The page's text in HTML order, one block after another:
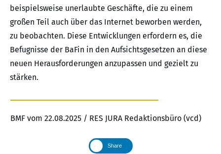
beispielsweise unerlaubte Geschäfte, die zu einem
großen Teil auch über das Internet beworben werden,
zu beobachten. Diese Entwicklungen erfordern es, die
Befugnisse der BaFin in den Aufsichtsgesetzen an diese
neuen Herausforderungen anzupassen und gezielt zu
stärken.
BMF vom 22.08.2025 / RES JURA Redaktionsbüro (vcd)
Share